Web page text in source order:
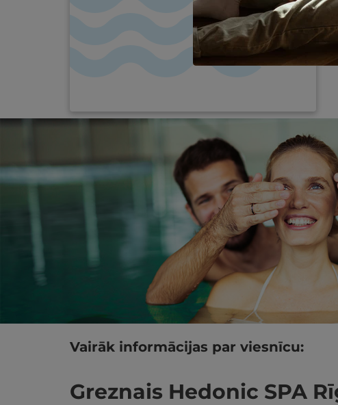
Vairāk informācijas par viesnīcu:
Greznais Hedonic SPA